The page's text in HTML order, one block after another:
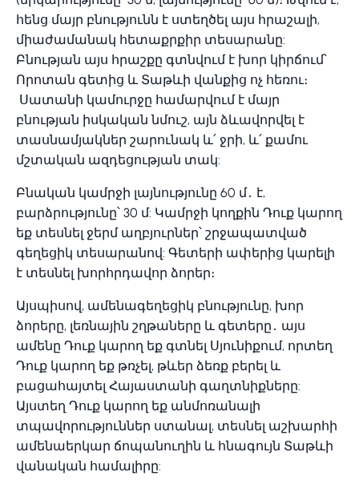
հենց մայր բնությունն է ստեղծել այս հրաշալի,
միաժամանակ հետաքրքիր տեսարանը:
Բնության այս հրաշքը գտնվում է խոր կիրճում՝
Որոտան գետից և Տաթևի վանքից ոչ հեռու։
Սատանի կամուրջը համարվում է մայր
բնության իսկական նմուշ, այն ձևավորվել է
տասնամյակներ շարունակ և՛ ջրի, և՛ քամու
մշտական ազդեցության տակ:
Բնական կամրջի լայնությունը 60 մ․ է,
բարձրությունը՝ 30 մ: Կամրջի կողքին Դուք կարող
եք տեսնել ջերմ աղբյուրներ՝ շրջապատված
գեղեցիկ տեսարանով: Գետերի ափերից կարելի
է տեսնել խորհրդավոր ձորեր։
Այսպիսով, ամենագեղեցիկ բնությունը, խոր
ձորերը, լեռնային շղթաները և գետերը․ այս
ամենը Դուք կարող եք գտնել Սյունիքում, որտեղ
Դուք կարող եք թռչել, թևեր ձեռք բերել և
բացահայտել Հայաստանի գաղտնիքները:
Այստեղ Դուք կարող եք անմոռանալի
տպավորություններ ստանալ, տեսնել աշխարհի
ամենաերկար ճոպանուղին և հնագույն Տաթևի
վանական համալիրը: